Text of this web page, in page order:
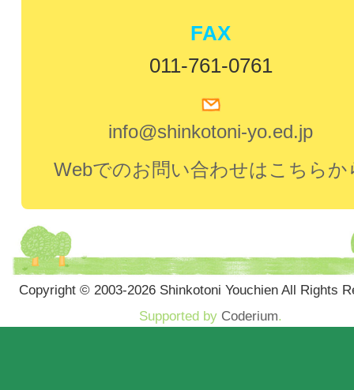
FAX
011-761-0761
info@shinkotoni-yo.ed.jp
Webでのお問い合わせはこちらか
Copyright © 2003-2026 Shinkotoni Youchien All Rights
Supported by Coderium.